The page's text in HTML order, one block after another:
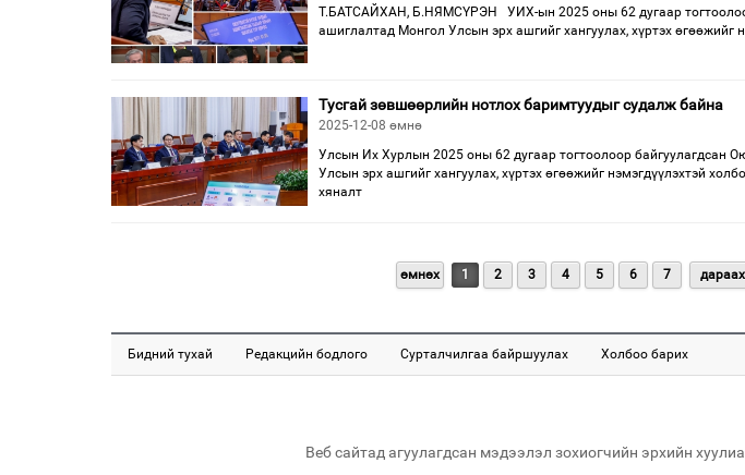
Т.БАТСАЙХАН, Б.НЯМСҮРЭН УИХ-ын 2025 оны 62 дугаар
ашиглалтад Монгол Улсын эрх ашгийг хангуулах, хүртэх өгөөжийг
Тусгай зөвшөөрлийн нотлох баримтуудыг судалж байна
2025-12-08 өмнө
Улсын Их Хурлын 2025 оны 62 дугаар тогтоолоор байгуулагдсан
Улсын эрх ашгийг хангуулах, хүртэх өгөөжийг нэмэгдүүлэхтэй
хяналт
өмнөх 1 2 3 4 5 6 7 дараах
Бидний тухай Редакцийн бодлого Сурталчилгаа байршуулах Холбоо барих
Веб сайтад агуулагдсан мэдээлэл зохиогчийн эрхийн